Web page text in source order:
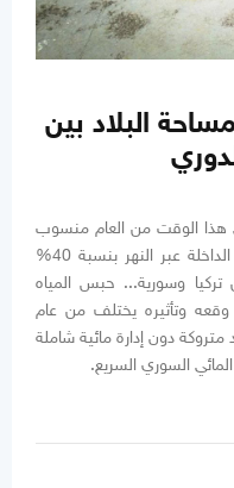
البلاد بين
هذا الوقت من العام منسوب
نهر الفرات، لتقل كميات التدفق المائي الداخلة عبر النهر بنسبة 40%
وسورية... حبس المياه
وتأثيره يختلف من عام
متروكة دون إدارة مائية شاملة
السوري السريع.